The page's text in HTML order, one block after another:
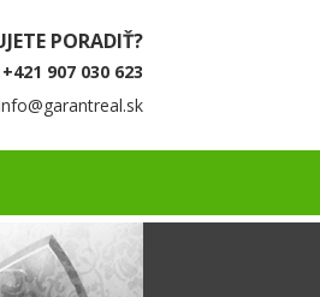
PORADIŤ?
907 030 623